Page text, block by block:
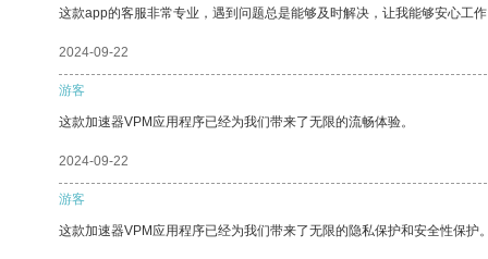
这款app的客服非常专业，遇到问题总是能够及时解决，让我能够安心工
2024-09-22
游客
这款加速器VPM应用程序已经为我们带来了无限的流畅体验。
2024-09-22
游客
这款加速器VPM应用程序已经为我们带来了无限的隐私保护和安全性保护